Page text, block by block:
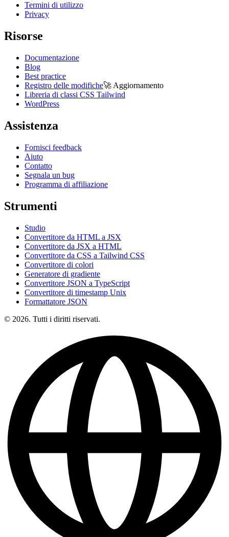
Termini di utilizzo
Privacy
Risorse
Documentazione
Blog
Best practice
Registro delle modifiche🚀 Aggiornamento
Libreria di classi CSS Tailwind
WordPress
Assistenza
Fornisci feedback
Aiuto
Contatto
Segnala un bug
Programma di affiliazione
Strumenti
Studio
Convertitore da HTML a JSX
Convertitore da JSX a HTML
Convertitore da CSS a Tailwind CSS
Convertitore di colori
Generatore di gradiente
Convertitore JSON a TypeScript
Convertitore di timestamp Unix
Formattatore JSON
© 2026. Tutti i diritti riservati.